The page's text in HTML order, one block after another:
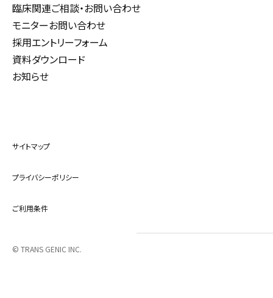
臨床関連ご相談・お問い合わせ
モニターお問い合わせ
採用エントリーフォーム
資料ダウンロード
お知らせ
サイトマップ
プライバシーポリシー
ご利用条件
© TRANS GENIC INC.